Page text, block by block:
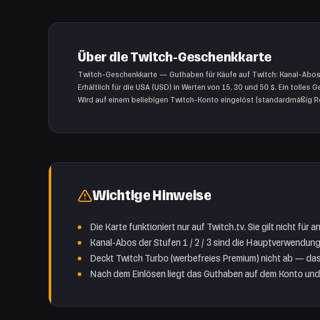
Über die Twitch-Geschenkkarte
Twitch-Geschenkkarte — Guthaben für Käufe auf Twitch: Kanal-
Erhältlich für die USA (USD) in Werten von 15, 30 und 50 $. Ein
Wird auf einem beliebigen Twitch-Konto eingelöst (standardmäßig
Wichtige Hinweise
Die Karte funktioniert nur auf Twitch.tv. Sie gilt nicht für
Kanal-Abos der Stufen 1 / 2 / 3 sind die
Deckt Twitch Turbo (werbefreies Premium) nicht ab —
Nach dem Einlösen liegt das Guthaben auf dem Konto